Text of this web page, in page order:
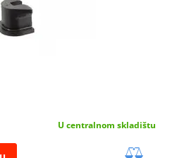
U centralnom skladištu